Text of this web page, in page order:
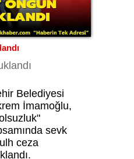
Belediyesi
İmamoğlu,
sevk
ceza